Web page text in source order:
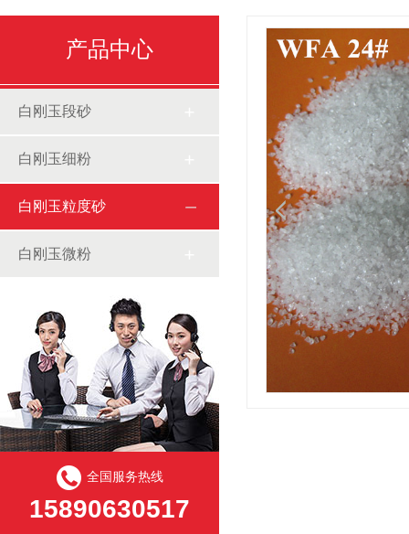
产品中心
白刚玉段砂
白刚玉细粉
白刚玉粒度砂
白刚玉微粉
全国服务热线
15890630517